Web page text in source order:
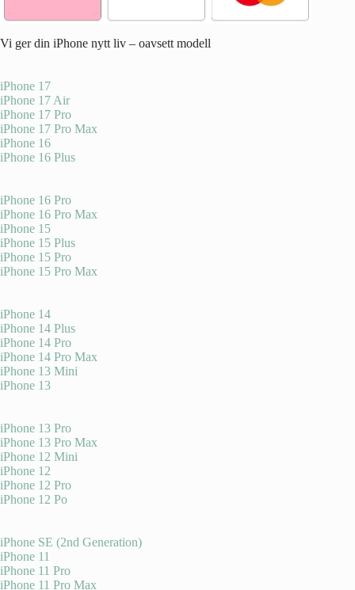
Vi ger din iPhone nytt liv – oavsett modell
iPhone 17
iPhone 17 Air
iPhone 17 Pro
iPhone 17 Pro Max
iPhone 16
iPhone 16 Plus
iPhone 16 Pro
iPhone 16 Pro Max
iPhone 15
iPhone 15 Plus
iPhone 15 Pro
iPhone 15 Pro Max
iPhone 14
iPhone 14 Plus
iPhone 14 Pro
iPhone 14 Pro Max
iPhone 13 Mini
iPhone 13
iPhone 13 Pro
iPhone 13 Pro Max
iPhone 12 Mini
iPhone 12
iPhone 12 Pro
iPhone 12 Po
iPhone SE (2nd Generation)
iPhone 11
iPhone 11 Pro
iPhone 11 Pro Max